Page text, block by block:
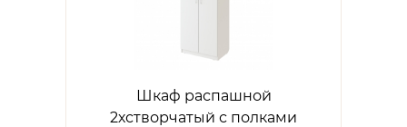
Шкаф распашной
2хстворчатый с полками